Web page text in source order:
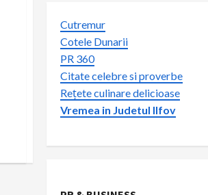
Cutremur
Cotele Dunarii
PR 360
Citate celebre si proverbe
Rețete culinare delicioase
Vremea in Judetul Ilfov